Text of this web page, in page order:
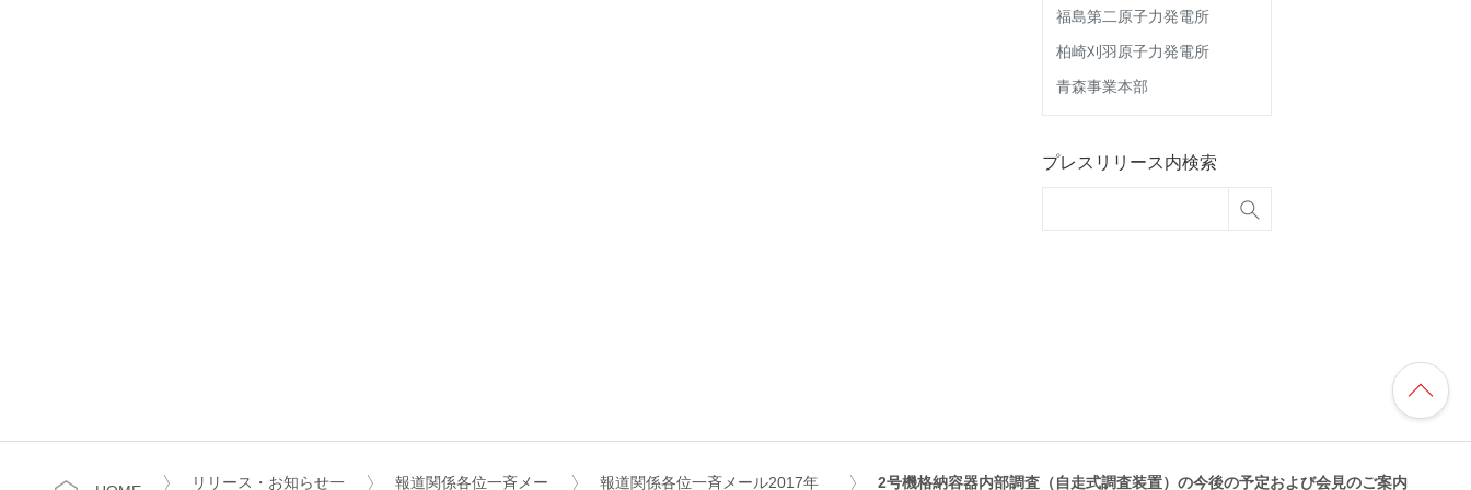
福島第二原子力発電所
柏崎刈羽原子力発電所
青森事業本部
プレスリリース内検索
リリース・お知らせ一 報道関係各位一斉メー 報道関係各位一斉メール2017年 2号機格納容器内部調査（自走式調査装置）の今後の予定および会見のご案内